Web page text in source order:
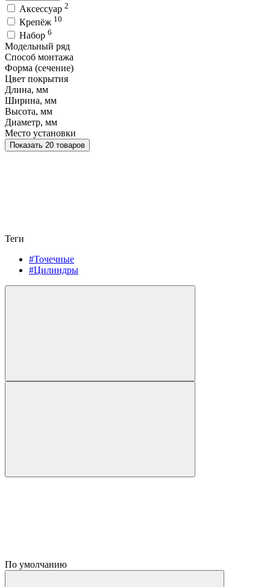
Аксессуар 2
Крепёж 10
Набор 6
Модельный ряд
Способ монтажа
Форма (сечение)
Цвет покрытия
Длина, мм
Ширина, мм
Высота, мм
Диаметр, мм
Место установки
Показать 20 товаров
Теги
#Точечные
#Цилиндры
По умолчанию